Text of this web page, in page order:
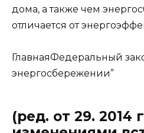
дома, а также чем
отличается от
ГлавнаяФедеральный
энергосбережении”
(ред. от 29. 2014